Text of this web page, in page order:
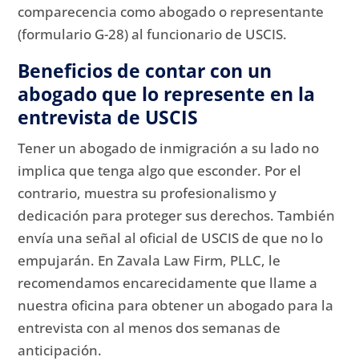
comparecencia como abogado o representante
(formulario G-28) al funcionario de USCIS.
Beneficios de contar con un
abogado que lo represente en la
entrevista de USCIS
Tener un abogado de inmigración a su lado no
implica que tenga algo que esconder. Por el
contrario, muestra su profesionalismo y
dedicación para proteger sus derechos. También
envía una señal al oficial de USCIS de que no lo
empujarán. En Zavala Law Firm, PLLC, le
recomendamos encarecidamente que llame a
nuestra oficina para obtener un abogado para la
entrevista con al menos dos semanas de
anticipación.